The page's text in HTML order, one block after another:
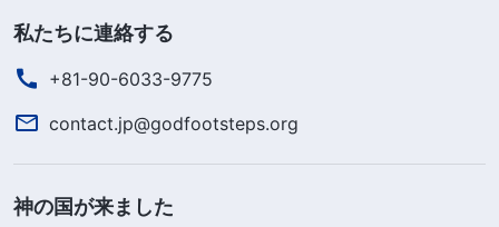
私たちに連絡する
+81-90-6033-9775
contact.jp@godfootsteps.org
神の国が来ました